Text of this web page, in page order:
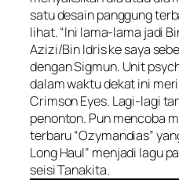
satu desain panggung
lihat. “Ini lama-lama jadi
Azizi/Bin Idris ke saya
dengan Sigmun. Unit
dalam waktu dekat ini
Crimson Eyes. Lagi-lagi
penonton. Pun mencoba
terbaru “Ozymandias”
Long Haul” menjadi lagu
seisi Tanakita.